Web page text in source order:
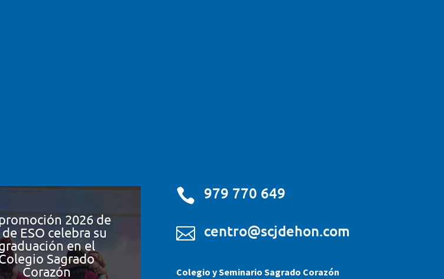
2026 de
de ESO celebra su
en el
Sagrado
Corazón
 979 770 649
 centro@scjdehon.com
Colegio y Seminario Sagrado Corazón